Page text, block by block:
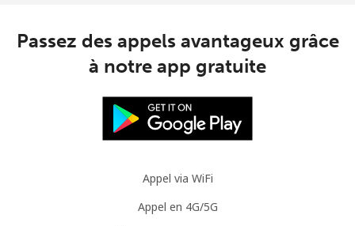
Passez des appels avantageux grâce
à notre app gratuite
Appel via WiFi
Appel en 4G/5G